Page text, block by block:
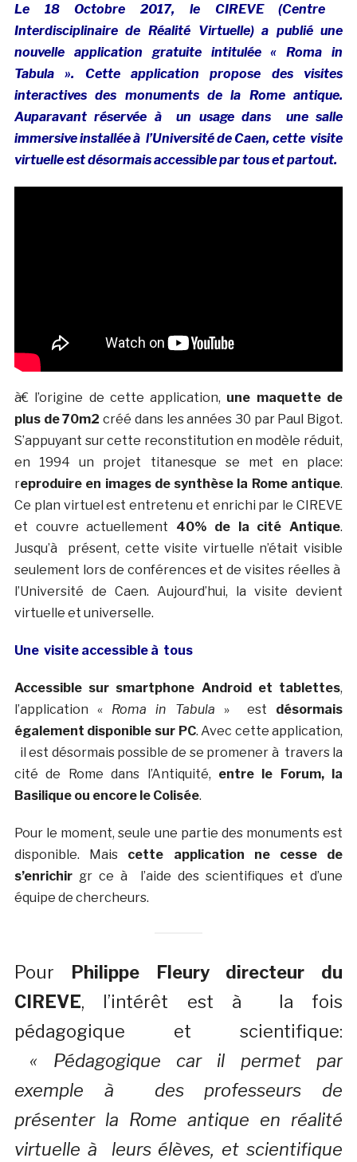
Le 18 Octobre 2017, le CIREVE (Centre
Interdisciplinaire de Réalité Virtuelle) a publié une
nouvelle application gratuite intitulée « Roma in
Tabula ». Cette application propose des visites
interactives des monuments de la Rome antique.
Auparavant réservée à un usage dans une salle
immersive installée à l’Université de Caen, cette visite
virtuelle est désormais accessible par tous et partout.
à€ l’origine de cette application, une maquette de
plus de 70m2 créé dans les années 30 par Paul Bigot.
S’appuyant sur cette reconstitution en modèle réduit,
en 1994 un projet titanesque se met en place:
reproduire en images de synthèse la Rome antique.
Ce plan virtuel est entretenu et enrichi par le CIREVE
et couvre actuellement 40% de la cité Antique.
Jusqu’à présent, cette visite virtuelle n’était visible
seulement lors de conférences et de visites réelles à
l’Université de Caen. Aujourd’hui, la visite devient
virtuelle et universelle.
Une visite accessible à tous
Accessible sur smartphone Android et tablettes,
l’application « Roma in Tabula » est désormais
également disponible sur PC. Avec cette application,
il est désormais possible de se promener à travers la
cité de Rome dans l’Antiquité, entre le Forum, la
Basilique ou encore le Colisée.
Pour le moment, seule une partie des monuments est
disponible. Mais cette application ne cesse de
s’enrichirgr ce à l’aide des scientifiques et d’une
équipe de chercheurs.
Pour
Philippe Fleury directeur du
CIREVE, l’intérêt est à la fois
pédagogique et scientifique:
« Pédagogique car il permet par
exemple à des professeurs de
présenter la Rome antique en réalité
virtuelle à leurs élèves, et scientifique